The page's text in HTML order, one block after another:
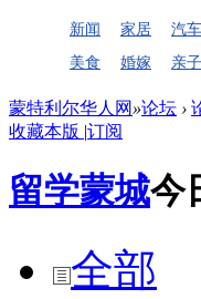
新闻 家居 汽车
美食
婚嫁 亲子
蒙特利尔华人网 »论坛 ›
收藏本版 |订阅
留学蒙城今
全部